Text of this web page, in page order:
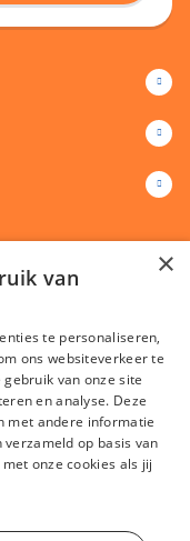
×
van
te personaliseren,
ons websiteverkeer te
van onze site
en analyse. Deze
met andere informatie
op basis van
onze cookies als jij